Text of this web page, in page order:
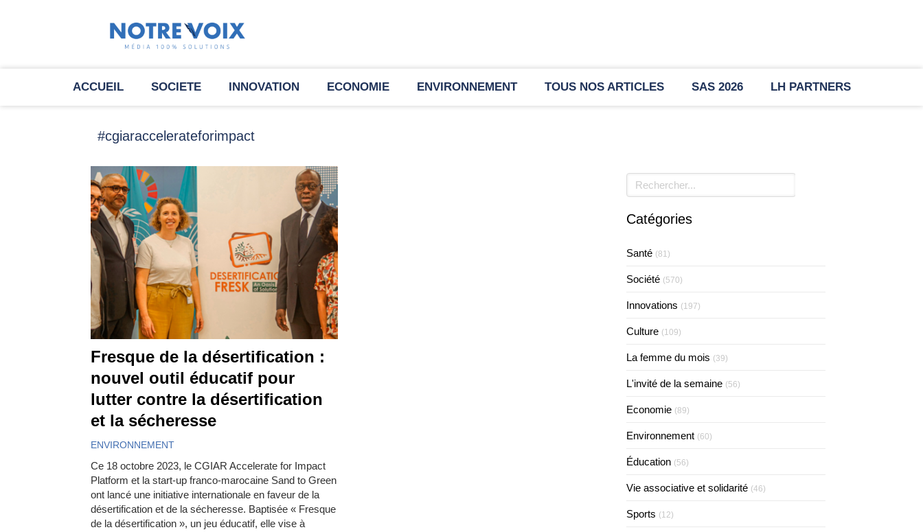
ACCUEIL SOCIETE INNOVATION ECONOMIE ENVIRONNEMENT TOUS NOS ARTICLES SAS 2026 LH PARTNERS
#cgiaraccelerateforimpact
Fresque de la désertification :
nouvel outil éducatif pour
lutter contre la désertification
et la sécheresse
ENVIRONNEMENT
Ce 18 octobre 2023, le CGIAR Accelerate for Impact
Platform et la start-up franco-marocaine Sand to Green
ont lancé une initiative internationale en faveur de la
désertification et de la sécheresse. Baptisée « Fresque
de la désertification », un jeu éducatif, elle vise à
Rechercher
Catégories
Santé (81)
Société (570)
Innovations (197)
Culture (109)
La femme du mois (39)
L'invité de la semaine (56)
Economie (89)
Environnement (60)
Éducation (56)
Vie associative et solidarité (46)
Sports (12)